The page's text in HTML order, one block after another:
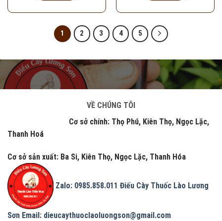
1 2 3 4 5
VỀ CHÚNG TÔI
Cơ sở chính: Thọ Phú, Kiên Thọ, Ngọc Lặc,
Thanh Hoá
Cơ sở sản xuất: Ba Si, Kiên Thọ, Ngọc Lặc, Thanh Hóa
Zalo: 0985.858.011 Điếu Cày Thuốc Lào Lương
Sơn Email: dieucaythuoclaoluongson@gmail.com